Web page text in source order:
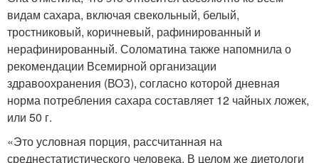
видам сахара, включая свекольный, белый,
тростниковый, коричневый, рафинированный и
нерафинированный. Соломатина также напомнила о
рекомендации Всемирной организации
здравоохранения (ВОЗ), согласно которой дневная
норма потребления сахара составляет 12 чайных ложек,
или 50 г.
«Это условная порция, рассчитанная на
среднестатистического человека. В целом же диетологи